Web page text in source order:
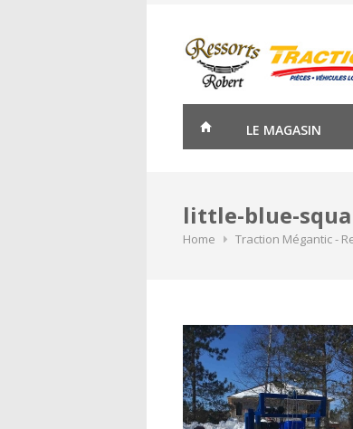
content
LE MAGASIN
little-blue-
Home Traction Mégantic -